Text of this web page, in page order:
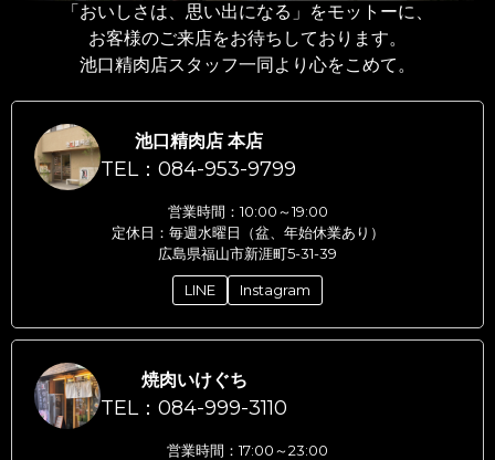
「おいしさは、思い出になる」をモットーに、
お客様のご来店をお待ちしております。
池口精肉店スタッフ一同より心をこめて。
池口精肉店 本店
TEL：084-953-9799
営業時間：10:00～19:00
定休日：毎週水曜日（盆、年始休業あり）
広島県福山市新涯町5-31-39
LINE Instagram
焼肉いけぐち
TEL：084-999-3110
営業時間：17:00～23:00